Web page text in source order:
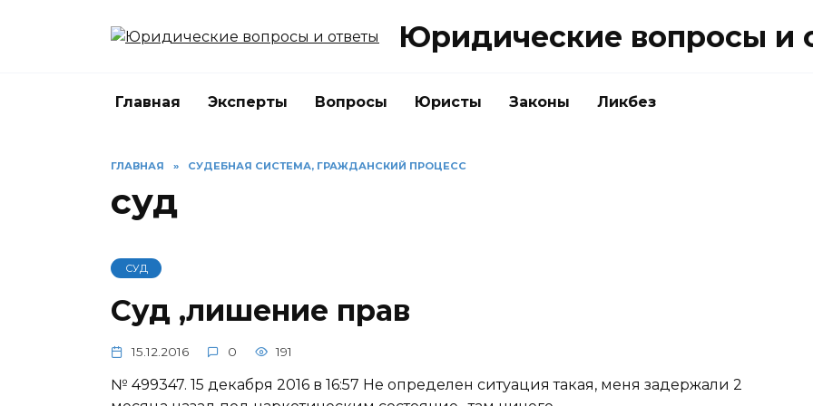
Юридические вопросы и
Главная Эксперты Вопросы Юристы Законы Ликбез
ГЛАВНАЯ » СУДЕБНАЯ СИСТЕМА, ГРАЖДАНСКИЙ ПРОЦЕСС
суд
СУД
Суд ,лишение прав
15.12.2016 0 191
№ 499347. 15 декабря 2016 в 16:57 Не определен ситуация такая, меня задержали 2